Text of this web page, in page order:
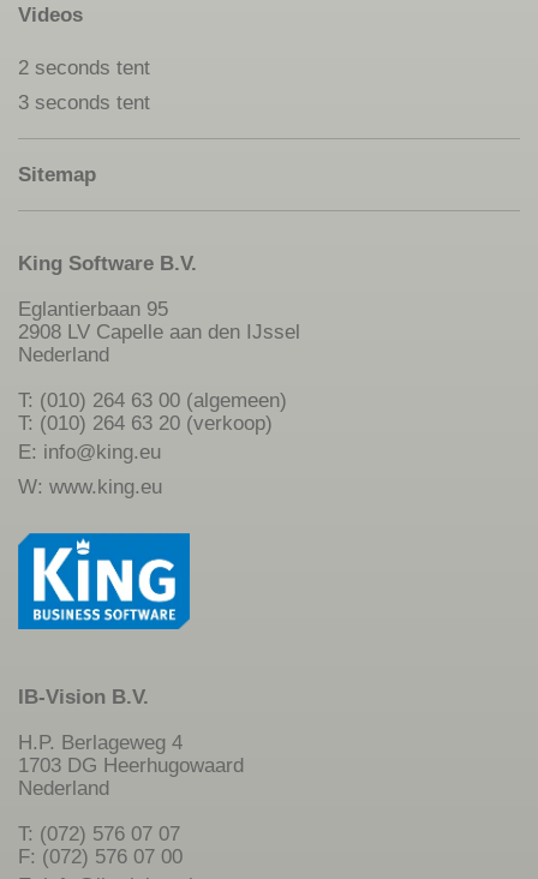
Videos
2 seconds tent
3 seconds tent
Sitemap
King Software B.V.
Eglantierbaan 95
2908 LV Capelle aan den IJssel
Nederland
T: (010) 264 63 00 (algemeen)
T: (010) 264 63 20 (verkoop)
E: info@king.eu
W: www.king.eu
IB-Vision B.V.
H.P. Berlageweg 4
1703 DG Heerhugowaard
Nederland
T: (072) 576 07 07
F: (072) 576 07 00